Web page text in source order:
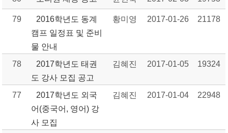
79
2016학년도 동계
캠프 일정표 및 준비
물 안내
황미영 2017-01-26 21178
78
2017학년도 태권
도 강사 모집 공고
김혜진 2017-01-05 19324
77
2017학년도 외국
어(중국어, 영어) 강
사 모집
김혜진 2017-01-04 22948